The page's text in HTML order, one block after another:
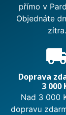
přímo v
Objednáte
zítra.
Doprava
3 000
Nad 3 000
dopravu